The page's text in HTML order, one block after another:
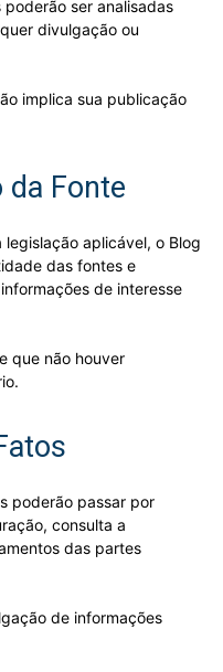
ser analisadas
divulgação ou
implica sua publicação
da Fonte
aplicável, o Blog
das fontes e
de interesse
que não houver
poderão passar por
consulta a
das partes
de informações